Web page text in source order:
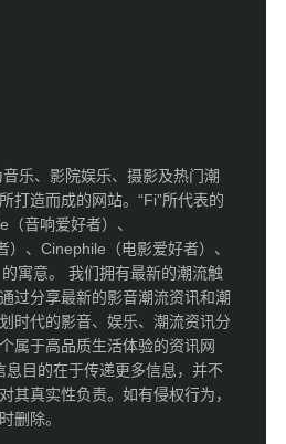
乐、影院娱乐、摄影及热门潮
打造而成的网站。“Fi”所代表的
（音响爱好者）、
、Cinephile（电影爱好者）、
寓意。 我们拥有最新的潮流触
过分享最新的影音潮流资讯和潮
时代的影音、娱乐、潮流资讯分
属于高品质生活体验的资讯网
目的在于传递更多信息，并不
其真实性负责。如有侵权行为，
删除。